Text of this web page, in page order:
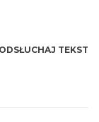
ODSŁUCHAJ TEKST